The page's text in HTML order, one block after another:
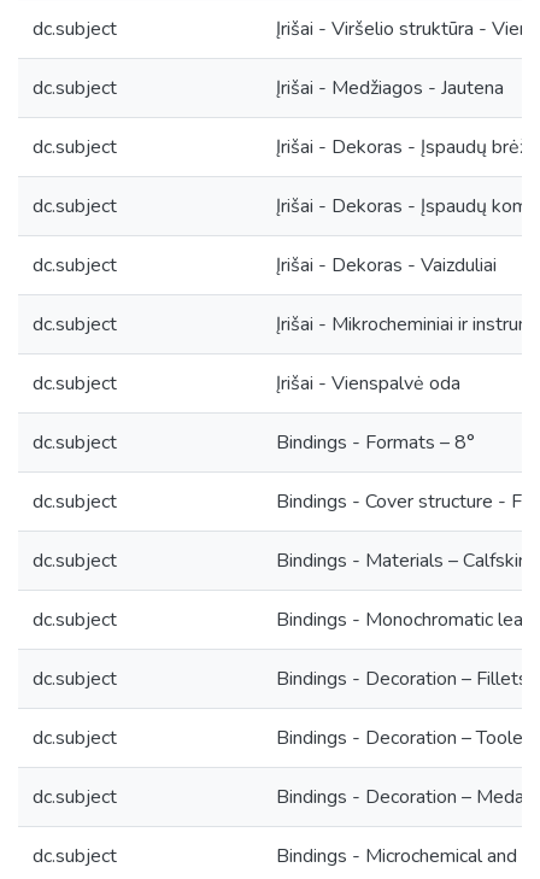
dc.subject Įrišai - Viršelio struktūra -
dc.subject Įrišai - Medžiagos - Jautena
dc.subject Įrišai - Dekoras - Įspaudų
dc.subject Įrišai - Dekoras - Įspaudų
dc.subject Įrišai - Dekoras - Vaizduliai
dc.subject Įrišai - Mikrocheminiai ir
dc.subject Įrišai - Vienspalvė oda
dc.subject Bindings - Formats – 8°
dc.subject Bindings - Cover structure -
dc.subject Bindings - Materials – Calfskin
dc.subject Bindings - Monochromatic
dc.subject Bindings - Decoration – Fillets
dc.subject Bindings - Decoration – Tooled
dc.subject Bindings - Decoration –
dc.subject Bindings - Microchemical and